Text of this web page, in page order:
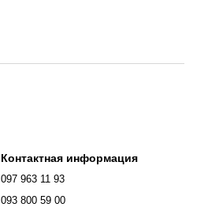
Контактная информация
097 963 11 93
093 800 59 00